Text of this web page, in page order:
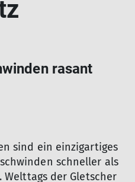
rasant
sind ein einzigartiges
schneller als
Welttags der Gletscher